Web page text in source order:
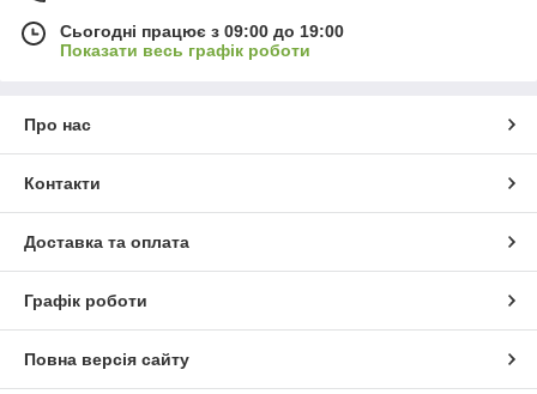
Сьогодні працює з 09:00 до 19:00
Показати весь графік роботи
Про нас
Контакти
Доставка та оплата
Графік роботи
Повна версія сайту